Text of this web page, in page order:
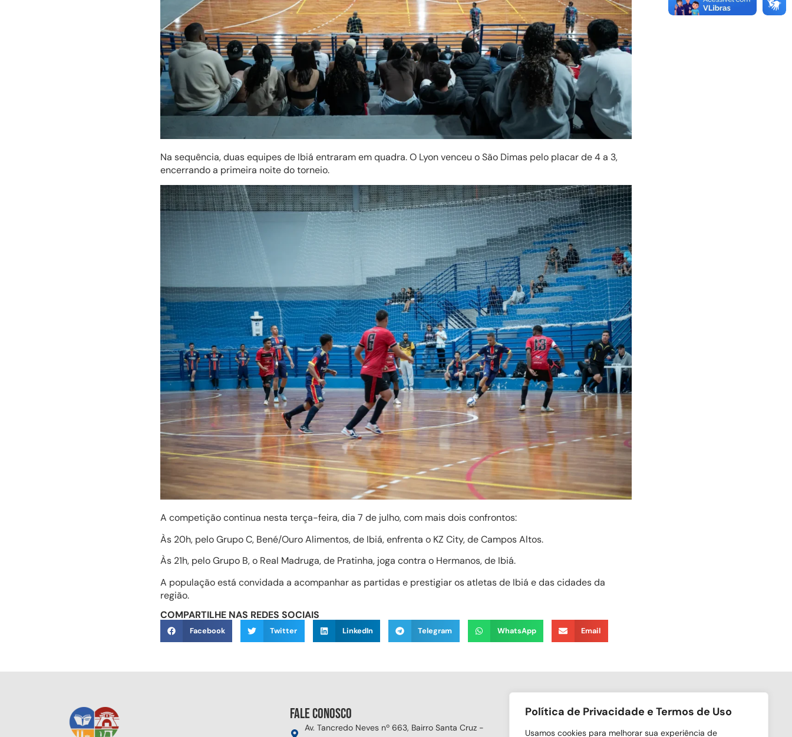
Política de Privacidade e Termos de Uso
Usamos cookies para melhorar sua experiência de
Na sequência, duas equipes de Ibiá entraram em quadra. O Lyon venceu o São Dimas pelo placar de 4 a 3,
encerrando a primeira noite do torneio.
A competição continua nesta terça-feira, dia 7 de julho, com mais dois confrontos:
Às 20h, pelo Grupo C, Bené/Ouro Alimentos, de Ibiá, enfrenta o KZ City, de Campos Altos.
Às 21h, pelo Grupo B, o Real Madruga, de Pratinha, joga contra o Hermanos, de Ibiá.
A população está convidada a acompanhar as partidas e prestigiar os atletas de Ibiá e das cidades da
região.
COMPARTILHE NAS REDES SOCIAIS
Facebook Twitter LinkedIn Telegram WhatsApp Email
Fale conosco
Av. Tancredo Neves nº 663, Bairro Santa Cruz -
Siga nas redes sociais